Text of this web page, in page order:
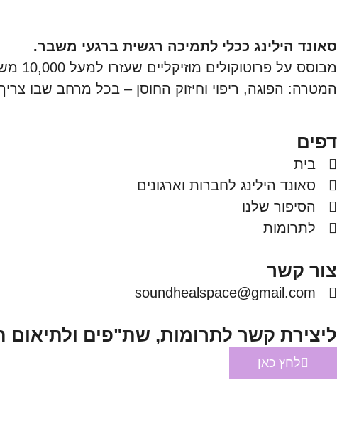
סאונד הילינג ככלי לתמיכה רגשית ברגעי משבר.
מבוסס על פרוטוקולים מוזיקליים שעזרו למעל 10,000 משתתפים, מותאם לחברות, חיילים ומערכות חינוך.
המטרה: הפוגה, ריפוי וחיזוק החוסן – בכל מרחב שבו
דפים
בית
סאונד הילינג לחברות וארגונים
הסיפור שלנו
לתרומות
צור קשר
soundhealspace@gmail.com
ליצירת קשר לתרומות, שת"פים ולתיאום
לחץ כאן